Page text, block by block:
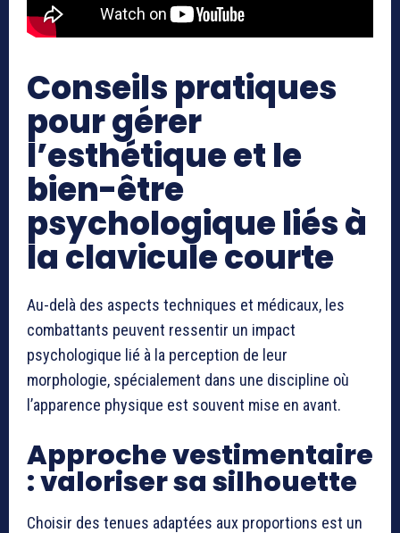
Conseils pratiques
pour gérer
l’esthétique et le
bien-être
psychologique liés à
la clavicule courte
Au-delà des aspects techniques et médicaux, les
combattants peuvent ressentir un impact
psychologique lié à la perception de leur
morphologie, spécialement dans une discipline où
l’apparence physique est souvent mise en avant.
Approche vestimentaire
: valoriser sa silhouette
Choisir des tenues adaptées aux proportions est un